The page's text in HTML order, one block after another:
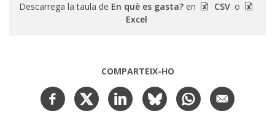
Descarrega la taula de En què es gasta? en CSV o
Excel
COMPARTEIX-HO